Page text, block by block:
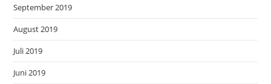
September 2019
August 2019
Juli 2019
Juni 2019